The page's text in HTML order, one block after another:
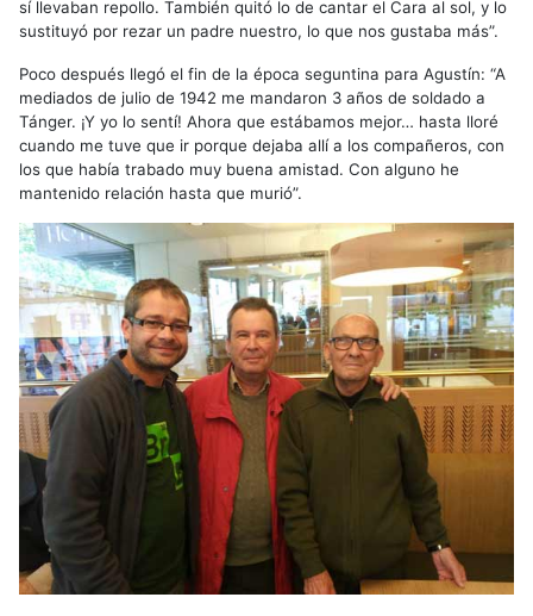
sí llevaban repollo. También quitó lo de cantar el Cara al sol, y lo
sustituyó por rezar un padre nuestro, lo que nos gustaba más”.
Poco después llegó el fin de la época seguntina para Agustín: “A
mediados de julio de 1942 me mandaron 3 años de soldado a
Tánger. ¡Y yo lo sentí! Ahora que estábamos mejor… hasta lloré
cuando me tuve que ir porque dejaba allí a los compañeros, con
los que había trabado muy buena amistad. Con alguno he
mantenido relación hasta que murió”.